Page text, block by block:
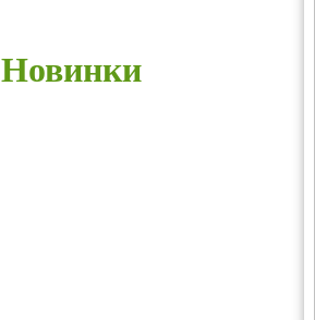
Новинки